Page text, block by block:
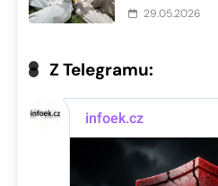
29.05.2026
Z Telegramu: